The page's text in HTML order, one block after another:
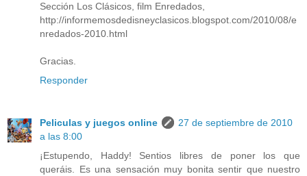
Sección Los Clásicos, film Enredados,
http://informemosdedisneyclasicos.blogspot.com/2010/08/e
nredados-2010.html
Gracias.
Responder
Peliculas y juegos online
27 de septiembre de 2010
a las 8:00
¡Estupendo, Haddy! Sentios libres de poner los que
queráis. Es una sensación muy bonita sentir que nuestro